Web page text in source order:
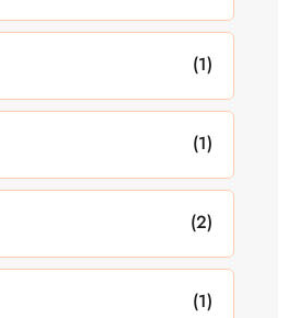
(1)
(1)
(2)
(1)